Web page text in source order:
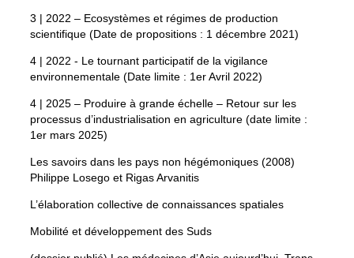
3 | 2022 – Ecosystèmes et régimes de production
scientifique (Date de propositions : 1 décembre 2021)
4 | 2022 - Le tournant participatif de la vigilance
environnementale (Date limite : 1er Avril 2022)
4 | 2025 – Produire à grande échelle – Retour sur les
processus d’industrialisation en agriculture (date limite :
1er mars 2025)
Les savoirs dans les pays non hégémoniques (2008)
Philippe Losego et Rigas Arvanitis
L’élaboration collective de connaissances spatiales
Mobilité et développement des Suds